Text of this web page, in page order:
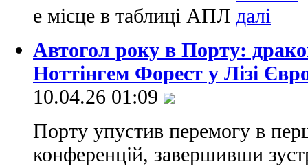
е місце в таблиці АПЛ
Автогол року в Порту:
Ноттінгем Форест у Лізі
10.04.26 01:09
Порту упустив перемогу в
конференцій, завершивши